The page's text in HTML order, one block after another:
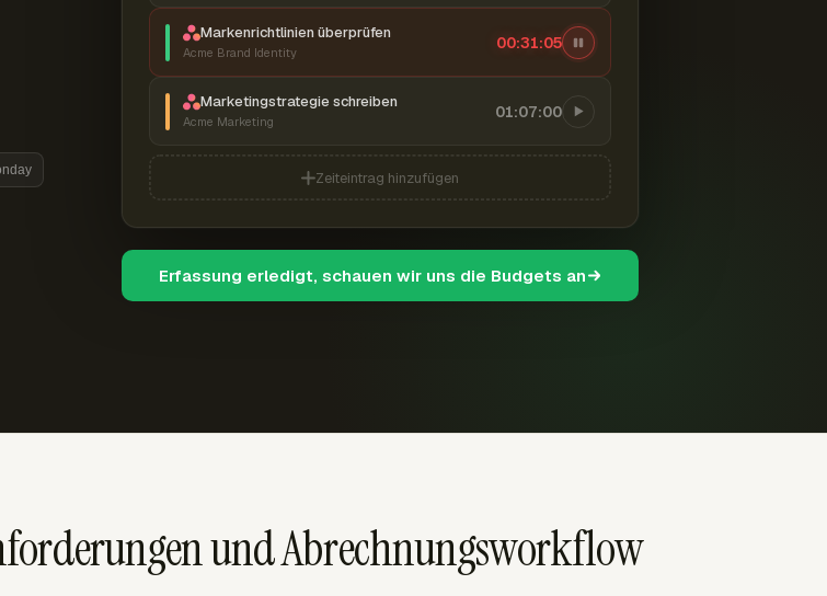
Markenrichtlinien überprüfen
Acme Brand Identity
00:31:06
Marketingstrategie schreiben
Acme Marketing
01:07:00
Zeiteintrag hinzufügen
Erfassung erledigt, schauen wir uns die Budgets an
und Abrechnungsworkflow